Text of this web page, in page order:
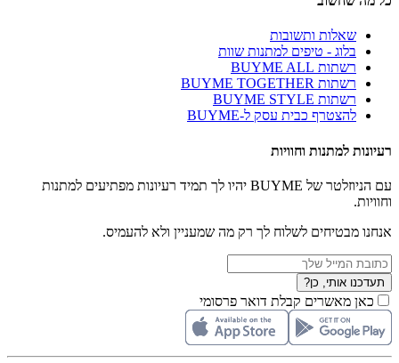
שאלות ותשובות
בלוג - טיפים למתנות שוות
רשתות BUYME ALL
רשתות BUYME TOGETHER
רשתות BUYME STYLE
להצטרף כבית עסק ל-BUYME
רעיונות למתנות וחוויות
עם הניוזלטר של BUYME יהיו לך תמיד רעיונות מפתיעים למתנות
וחוויות.
אנחנו מבטיחים לשלוח לך רק מה שמעניין ולא להעמיס.
תעדכנו אותי, כן?
כאן מאשרים קבלת דואר פרסומי